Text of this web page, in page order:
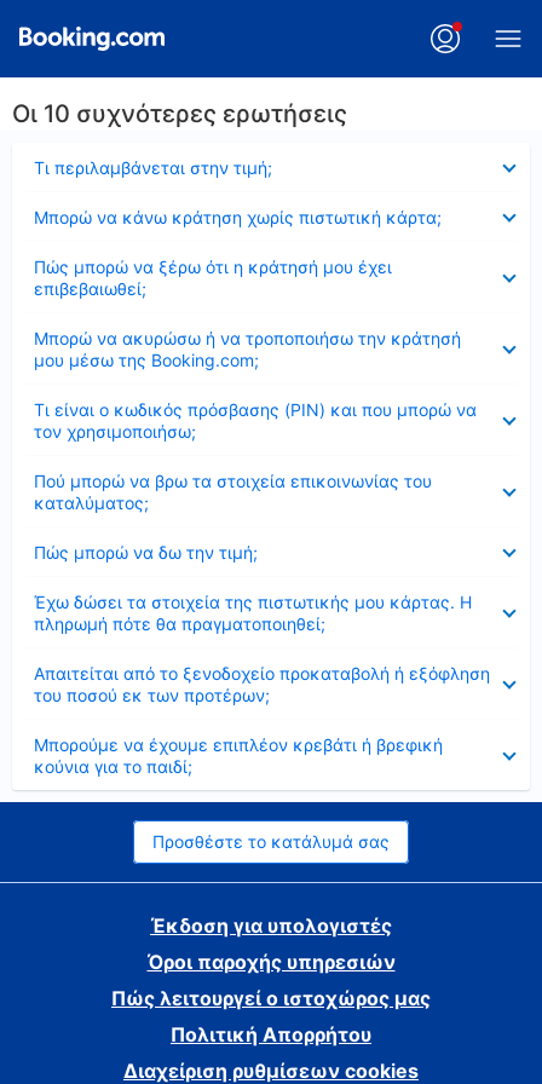
Οι 10 συχνότερες ερωτήσεις
Τι περιλαμβάνεται στην τιμή;
Μπορώ να κάνω κράτηση χωρίς πιστωτική κάρτα;
Πώς μπορώ να ξέρω ότι η κράτησή μου έχει
επιβεβαιωθεί;
Μπορώ να ακυρώσω ή να τροποποιήσω την κράτησή
μου μέσω της Booking.com;
Τι είναι ο κωδικός πρόσβασης (PIN) και που μπορώ να
τον χρησιμοποιήσω;
Πού μπορώ να βρω τα στοιχεία επικοινωνίας του
καταλύματος;
Πώς μπορώ να δω την τιμή;
Έχω δώσει τα στοιχεία της πιστωτικής μου κάρτας. Η
πληρωμή πότε θα πραγματοποιηθεί;
Απαιτείται από το ξενοδοχείο προκαταβολή ή εξόφληση
του ποσού εκ των προτέρων;
Μπορούμε να έχουμε επιπλέον κρεβάτι ή βρεφική
κούνια για το παιδί;
Προσθέστε το κατάλυμά σας
Έκδοση για υπολογιστές
Όροι παροχής υπηρεσιών
Πώς λειτουργεί ο ιστοχώρος μας
Πολιτική Απορρήτου
Διαχείριση ρυθμίσεων cookies